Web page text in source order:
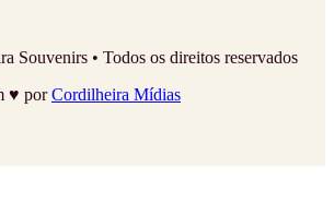
Souvenirs • Todos os direitos reservados
♥ porCordilheira Mídias